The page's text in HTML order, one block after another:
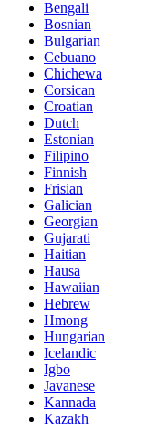
Bengali
Bosnian
Bulgarian
Cebuano
Chichewa
Corsican
Croatian
Dutch
Estonian
Filipino
Finnish
Frisian
Galician
Georgian
Gujarati
Haitian
Hausa
Hawaiian
Hebrew
Hmong
Hungarian
Icelandic
Igbo
Javanese
Kannada
Kazakh